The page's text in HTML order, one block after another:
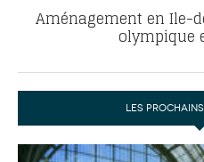
Aménagement en Ile-
olympique
LES